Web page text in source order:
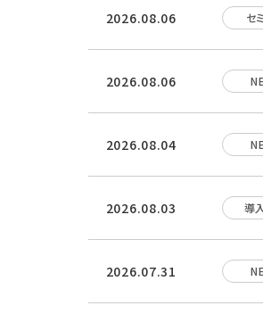
2026.08.06 セ
2026.08.06
2026.08.04
2026.08.03 導
2026.07.31